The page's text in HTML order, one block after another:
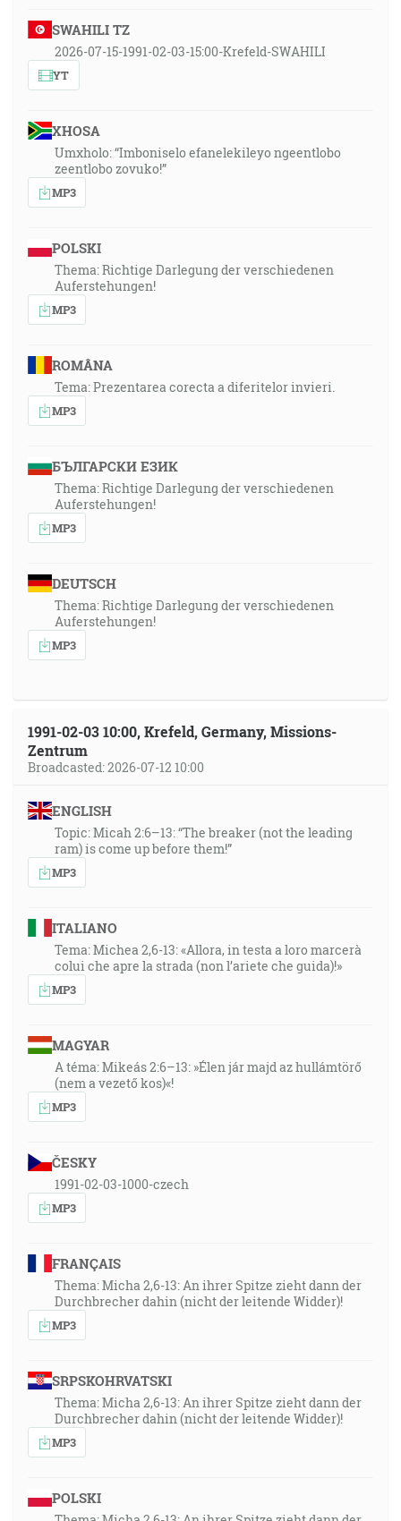
SWAHILI TZ
2026-07-15-1991-02-03-15:00-Krefeld-SWAHILI
YT
XHOSA
Umxholo: “Imboniselo efanelekileyo ngeentlobo
zeentlobo zovuko!”
MP3
POLSKI
Thema: Richtige Darlegung der verschiedenen
Auferstehungen!
MP3
ROMÂNA
Tema: Prezentarea corecta a diferitelor invieri.
MP3
БЪЛГАРСКИ ЕЗИК
Thema: Richtige Darlegung der verschiedenen
Auferstehungen!
MP3
DEUTSCH
Thema: Richtige Darlegung der verschiedenen
Auferstehungen!
MP3
1991-02-03 10:00, Krefeld, Germany, Missions-
Zentrum
Broadcasted: 2026-07-12 10:00
ENGLISH
Topic: Micah 2:6–13: “The breaker (not the leading
ram) is come up before them!”
MP3
ITALIANO
Tema: Michea 2,6-13: «Allora, in testa a loro marcerà
colui che apre la strada (non l’ariete che guida)!»
MP3
MAGYAR
A téma: Mikeás 2:6–13: »Élen jár majd az hullámtörő
(nem a vezető kos)«!
MP3
ČESKY
1991-02-03-1000-czech
MP3
FRANÇAIS
Thema: Micha 2,6-13: An ihrer Spitze zieht dann der
Durchbrecher dahin (nicht der leitende Widder)!
MP3
SRPSKOHRVATSKI
Thema: Micha 2,6-13: An ihrer Spitze zieht dann der
Durchbrecher dahin (nicht der leitende Widder)!
MP3
POLSKI